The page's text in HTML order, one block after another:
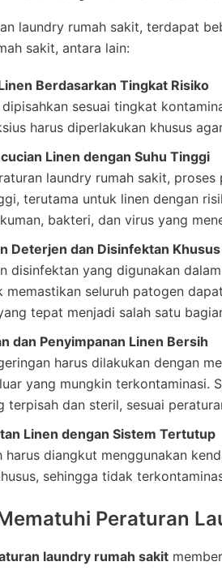
laundry rumah sakit, terdapat
sakit, antara lain:
Berdasarkan Tingkat Risiko
sesuai tingkat
harus diperlakukan khusus
Linen dengan Suhu Tinggi
laundry rumah sakit,
terutama untuk linen dengan
bakteri, dan virus yang
Deterjen dan Disinfektan Khusus
disinfektan yang digunakan
memastikan seluruh patogen
tepat menjadi salah satu
dan Penyimpanan Linen Bersih
harus dilakukan dengan
yang mungkin terkontaminasi.
terpisah dan steril, sesuai
Linen dengan Sistem Tertutup
harus diangkut menggunakan
sehingga tidak
Peraturan
laundry rumah sakit